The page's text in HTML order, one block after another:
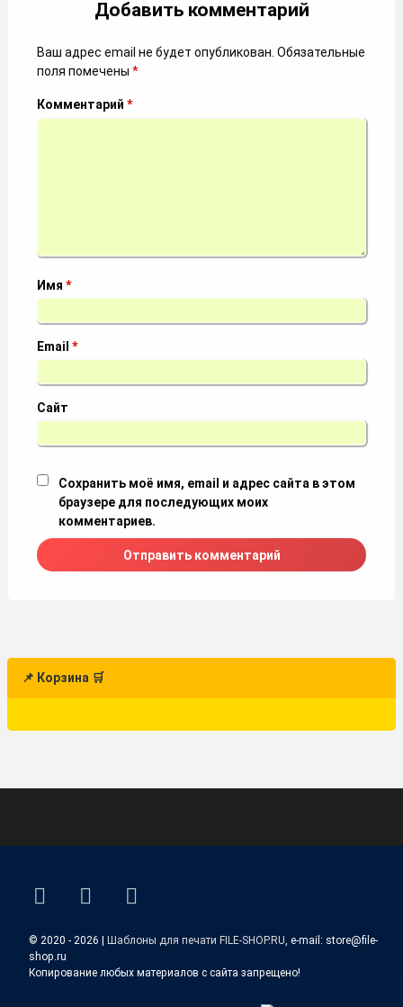
Добавить комментарий
Ваш адрес email не будет опубликован. Обязательные
поля помечены *
Комментарий *
Имя *
Email *
Сайт
Сохранить моё имя, email и адрес сайта в этом
браузере для последующих моих
комментариев.
📌 Корзина 🛒
ВКонтакте
YouTube
E-mail
© 2020 - 2026 | Шаблоны для печати FILE-SHOP.RU, e-mail: store@file-
shop.ru
Копирование любых материалов с сайта запрещено!